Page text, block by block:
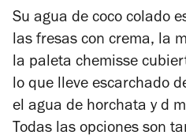
Su agua de coco colado
las fresas con crema, la
la paleta chemisse
lo que lleve escarchado
el agua de horchata y d
Todas las opciones son